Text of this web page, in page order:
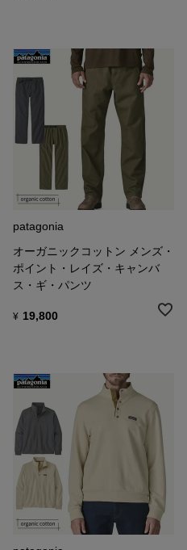
patagonia
オーガニックコットン メンズ・
ポイント・レイズ・キャンバ
ス・ギ・パンツ
¥ 19,800